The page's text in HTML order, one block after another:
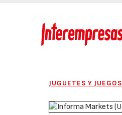
JUGUETES Y JUEGOS